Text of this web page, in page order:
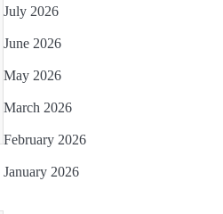
July 2026
June 2026
May 2026
March 2026
February 2026
January 2026